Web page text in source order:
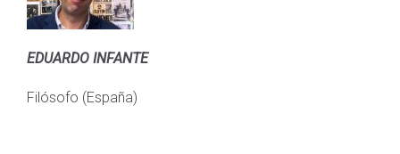
EDUARDO INFANTE
Filósofo (España)